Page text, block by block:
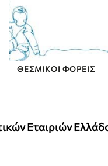
ΘΕΣΜΙΚΟΊ ΦΟΡΕΊΣ
Εταιριών